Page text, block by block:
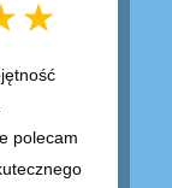
polecam